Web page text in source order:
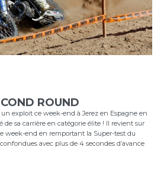
ROUND
un exploit ce week-end à Jerez en Espagne en
sa carrière en catégorie élite ! Il revient sur
week-end en remportant la Super-test du
avec plus de 4 secondes d’avance